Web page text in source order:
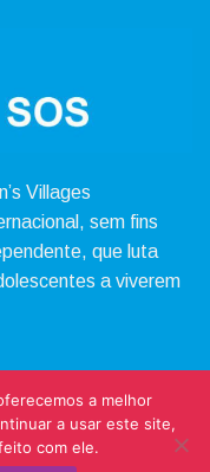
Villages
sem fins
que luta
a viverem
- Todos os direitos
Consultoria
a melhor
a usar este site,
com ele.